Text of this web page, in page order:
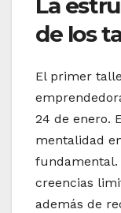
de los
El primer
24 de enero.
mentalidad
fundamental.
creencias
además de